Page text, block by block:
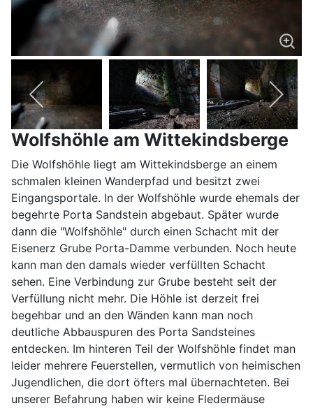
Wolfshöhle am Wittekindsberge
Die Wolfshöhle liegt am Wittekindsberge an einem
schmalen kleinen Wanderpfad und besitzt zwei
Eingangsportale. In der Wolfshöhle wurde ehemals der
begehrte Porta Sandstein abgebaut. Später wurde
dann die "Wolfshöhle" durch einen Schacht mit der
Eisenerz Grube Porta-Damme verbunden. Noch heute
kann man den damals wieder verfüllten Schacht
sehen. Eine Verbindung zur Grube besteht seit der
Verfüllung nicht mehr. Die Höhle ist derzeit frei
begehbar und an den Wänden kann man noch
deutliche Abbauspuren des Porta Sandsteines
entdecken. Im hinteren Teil der Wolfshöhle findet man
leider mehrere Feuerstellen, vermutlich von heimischen
Jugendlichen, die dort öfters mal übernachteten. Bei
unserer Befahrung haben wir keine Fledermäuse